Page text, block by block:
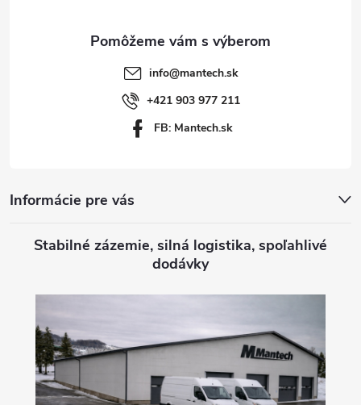
info@mantech.sk
+421 903 977 211
FB: Mantech.sk
Informácie pre vás
Stabilné zázemie, silná logistika, spoľahlivé
dodávky